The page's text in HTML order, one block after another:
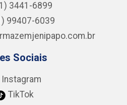
3441-6899
99407-6039
Sociais
Instagram
TikTok